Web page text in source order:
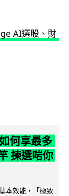
何享最多
揀選啱你
本效能，「極致